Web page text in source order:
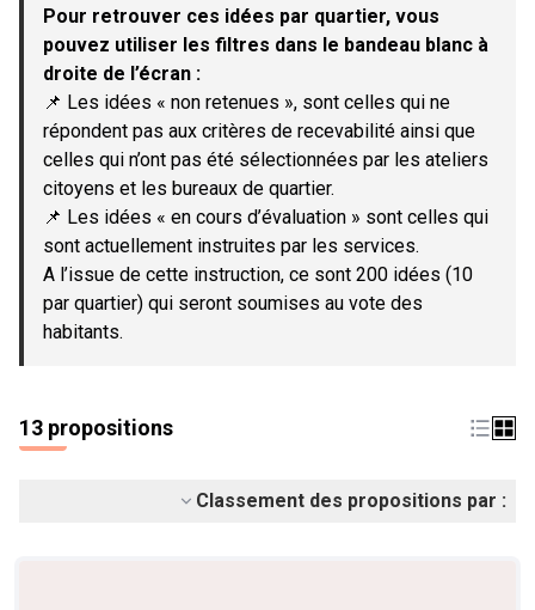
Pour retrouver ces idées par quartier, vous
pouvez utiliser les filtres dans le bandeau blanc à
droite de l’écran :
📌 Les idées « non retenues », sont celles qui ne
répondent pas aux critères de recevabilité ainsi que
celles qui n’ont pas été sélectionnées par les ateliers
citoyens et les bureaux de quartier.
📌 Les idées « en cours d’évaluation » sont celles qui
sont actuellement instruites par les services.
A l’issue de cette instruction, ce sont 200 idées (10
par quartier) qui seront soumises au vote des
habitants.
13 propositions
Classement des propositions par :